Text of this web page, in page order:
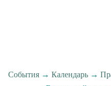
События→ Календарь→